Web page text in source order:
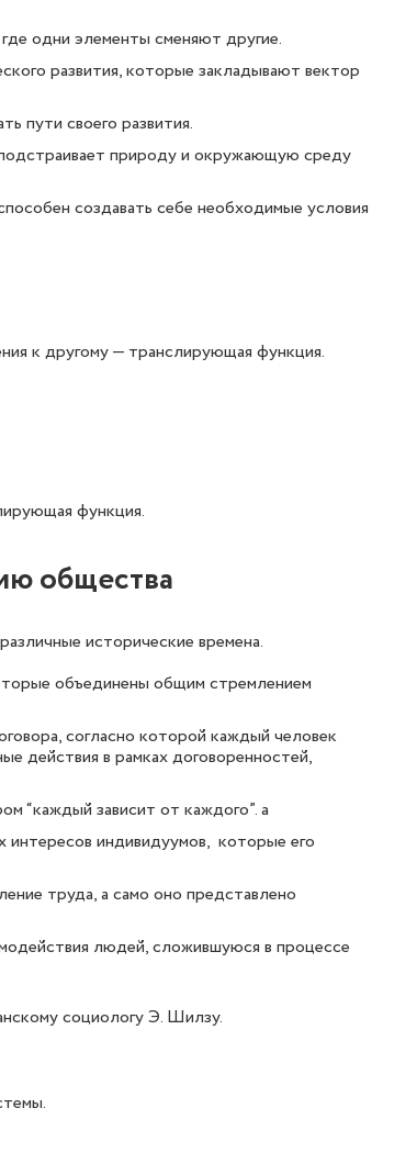
одни элементы сменяют другие.
развития, которые закладывают вектор
пути своего развития.
природу и окружающую среду
создавать себе необходимые условия
к другому — транслирующая функция.
функция.
общества
исторические времена.
объединены общим стремлением
согласно которой каждый человек
действия в рамках договоренностей,
“каждый зависит от каждого”. а
индивидуумов, которые его
труда, а само оно представлено
людей, сложившуюся в процессе
социологу Э. Шилзу.